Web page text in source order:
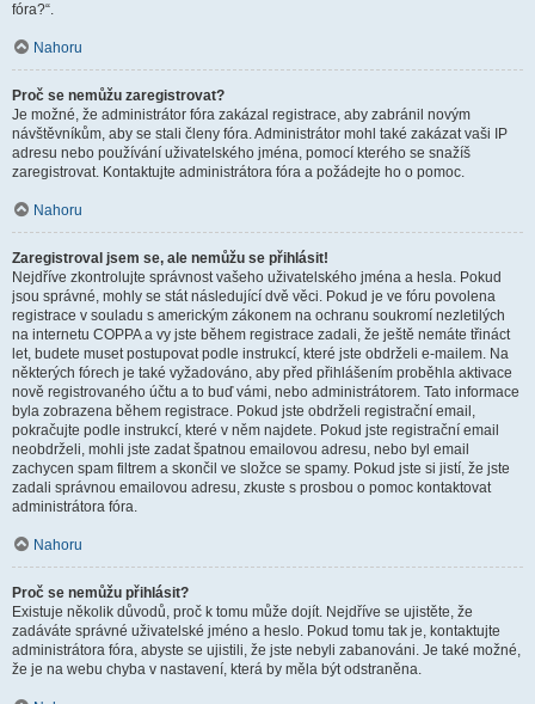
fóra?“.
Nahoru
Proč se nemůžu zaregistrovat?
Je možné, že administrátor fóra zakázal registrace, aby zabránil novým
návštěvníkům, aby se stali členy fóra. Administrátor mohl také zakázat vaši IP
adresu nebo používání uživatelského jména, pomocí kterého se snažíš
zaregistrovat. Kontaktujte administrátora fóra a požádejte ho o pomoc.
Nahoru
Zaregistroval jsem se, ale nemůžu se přihlásit!
Nejdříve zkontrolujte správnost vašeho uživatelského jména a hesla. Pokud
jsou správné, mohly se stát následující dvě věci. Pokud je ve fóru povolena
registrace v souladu s americkým zákonem na ochranu soukromí nezletilých
na internetu COPPA a vy jste během registrace zadali, že ještě nemáte třináct
let, budete muset postupovat podle instrukcí, které jste obdrželi e-mailem. Na
některých fórech je také vyžadováno, aby před přihlášením proběhla aktivace
nově registrovaného účtu a to buď vámi, nebo administrátorem. Tato informace
byla zobrazena během registrace. Pokud jste obdrželi registrační email,
pokračujte podle instrukcí, které v něm najdete. Pokud jste registrační email
neobdrželi, mohli jste zadat špatnou emailovou adresu, nebo byl email
zachycen spam filtrem a skončil ve složce se spamy. Pokud jste si jistí, že jste
zadali správnou emailovou adresu, zkuste s prosbou o pomoc kontaktovat
administrátora fóra.
Nahoru
Proč se nemůžu přihlásit?
Existuje několik důvodů, proč k tomu může dojít. Nejdříve se ujistěte, že
zadáváte správné uživatelské jméno a heslo. Pokud tomu tak je, kontaktujte
administrátora fóra, abyste se ujistili, že jste nebyli zabanováni. Je také možné,
že je na webu chyba v nastavení, která by měla být odstraněna.